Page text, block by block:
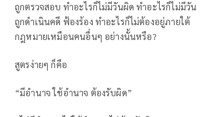
ถูกตรวจสอบ ทำอะไรก็ไม่มีวันผิด ทำอะไรก็ไม่มีวัน
ถูกดำเนินคดี ฟ้องร้อง ทำอะไรก็ไม่ต้องอยู่ภายใต้
กฎหมายเหมือนคนอื่นๆ อย่างนั้นหรือ?
สูตรง่ายๆ ก็คือ
“มีอำนาจ ใช้อำนาจ ต้องรับผิด”